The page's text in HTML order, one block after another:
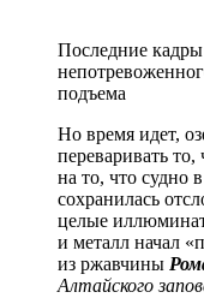
Последние кадры
подъема
Но время идет,
переваривать
на то, что судно
сохранилась
целые
и металл начал
из ржавчины
Алтайского